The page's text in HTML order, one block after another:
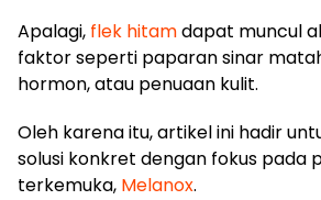
Apalagi, flek hitamdapat muncul
faktor seperti paparan sinar
hormon, atau penuaan kulit.
Oleh karena itu, artikel ini hadir
solusi konkret dengan fokus pada
terkemuka, Melanox.